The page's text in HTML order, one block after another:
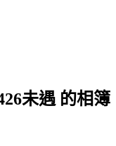
未遇 的相簿